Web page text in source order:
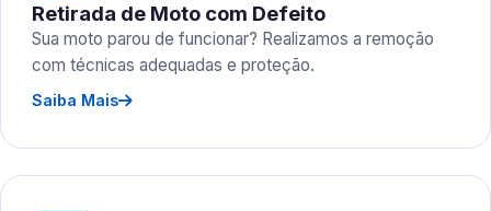
Retirada de Moto com Defeito
Sua moto parou de funcionar? Realizamos a remoção
com técnicas adequadas e proteção.
Saiba Mais